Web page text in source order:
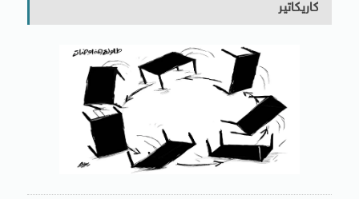
كاريكاتير